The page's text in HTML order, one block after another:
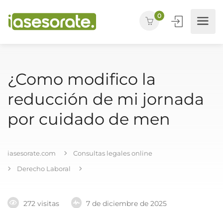
0
¿Como modifico la
reducción de mi jornada
por cuidado de men
iasesorate.com
Consultas legales online
Derecho Laboral
272 visitas
7 de diciembre de 2025